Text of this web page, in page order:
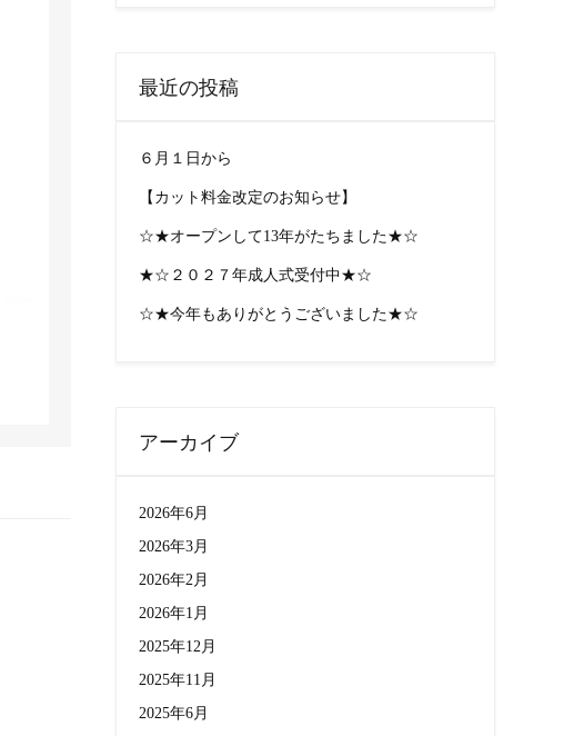
最近の投稿
６月１日から
【カット料金改定のお知らせ】
☆★オープンして13年がたちました★☆
★☆２０２７年成人式受付中★☆
☆★今年もありがとうございました★☆
アーカイブ
2026年6月
2026年3月
2026年2月
2026年1月
2025年12月
2025年11月
2025年6月